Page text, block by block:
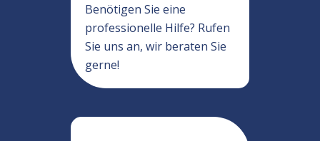
Benötigen Sie eine
professionelle Hilfe? Rufen
Sie uns an, wir beraten Sie
gerne!